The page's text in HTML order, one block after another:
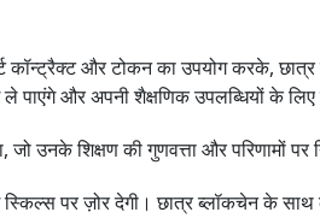
कॉन्ट्रैक्ट और टोकन का उपयोग करके,
और अपनी शैक्षणिक उपलब्धियों के लिए
उनके शिक्षण की गुणवत्ता और परिणामों पर
पर ज़ोर देगी। छात्र ब्लॉकचेन के